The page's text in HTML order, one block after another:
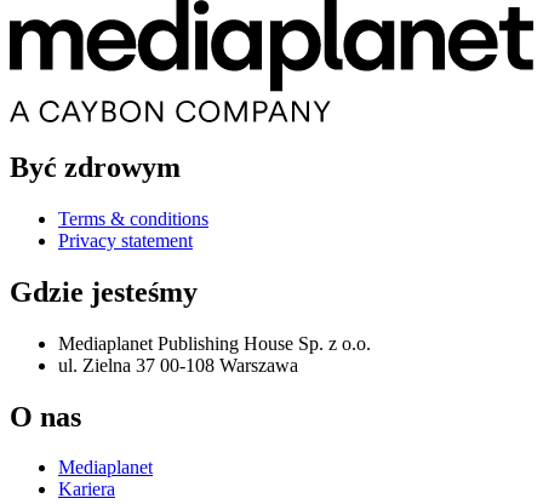
Być zdrowym
Terms & conditions
Privacy statement
Gdzie jesteśmy
Mediaplanet Publishing House Sp. z o.o.
ul. Zielna 37 00-108 Warszawa
O nas
Mediaplanet
Kariera